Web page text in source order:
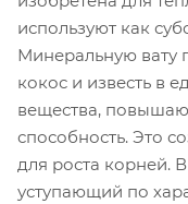
используют как
Минеральную вату
кокос и известь в
вещества,
способность. Это
для роста корней.
уступающий по